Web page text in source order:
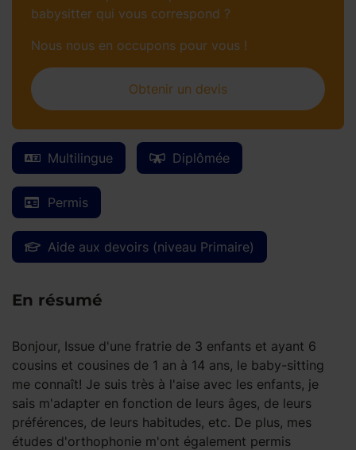
Multilingue Diplômée
Permis
Aide aux devoirs (niveau Primaire)
En résumé
Bonjour, Issue d'une fratrie de 3 enfants et ayant 6
cousins et cousines de 1 an à 14 ans, le baby-sitting
me connaît! Je suis très à l'aise avec les enfants, je
sais m'adapter en fonction de leurs âges, de leurs
préférences, de leurs habitudes, etc. De plus, mes
études d'orthophonie m'ont également permis
babysitter qui vous correspond ?
Nous nous en occupons pour vous !
Obtenir un devis